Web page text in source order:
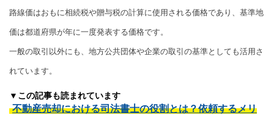
路線価はおもに相続税や贈与税の計算に使用される価格であり、基準地
価は都道府県が年に一度発表する価格です。
一般の取引以外にも、地方公共団体や企業の取引の基準としても活用さ
れています。
▼この記事も読まれています
不動産売却における司法書士の役割とは？依頼するメリ